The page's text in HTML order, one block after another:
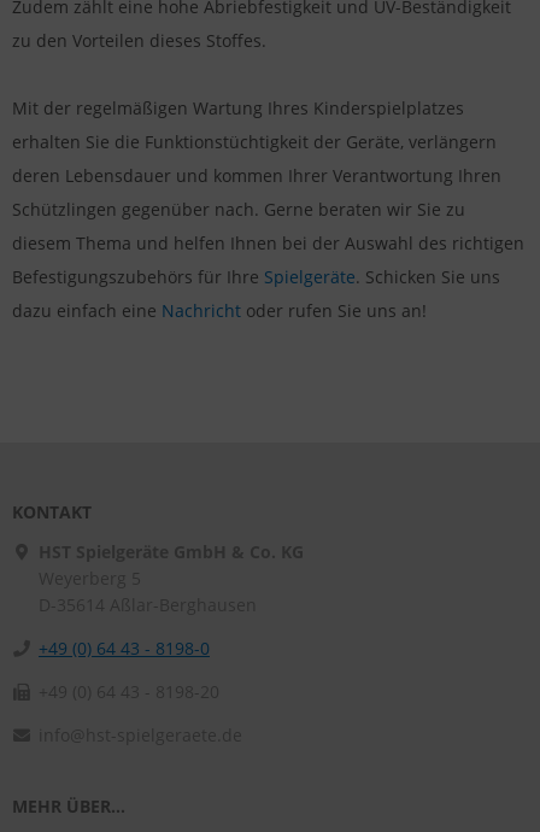
Zudem zählt eine hohe Abriebfestigkeit und UV-Beständigkeit
zu den Vorteilen dieses Stoffes.
Mit der regelmäßigen Wartung Ihres Kinderspielplatzes
erhalten Sie die Funktionstüchtigkeit der Geräte, verlängern
deren Lebensdauer und kommen Ihrer Verantwortung Ihren
Schützlingen gegenüber nach. Gerne beraten wir Sie zu
diesem Thema und helfen Ihnen bei der Auswahl des richtigen
Befestigungszubehörs für Ihre Spielgeräte. Schicken Sie uns
dazu einfach eine Nachricht oder rufen Sie uns an!
KONTAKT
HST Spielgeräte GmbH & Co. KG
Weyerberg 5
D-35614 Aßlar-Berghausen
+49 (0) 64 43 - 8198-0
+49 (0) 64 43 - 8198-20
info@hst-spielgeraete.de
MEHR ÜBER...